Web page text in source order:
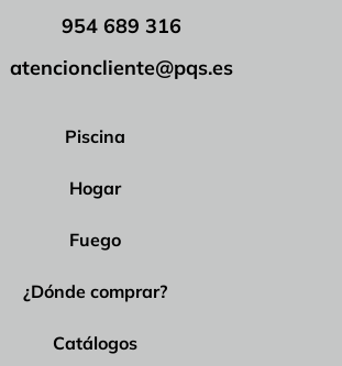
954 689 316
atencioncliente@pqs.es
Piscina
Hogar
Fuego
¿Dónde comprar?
Catálogos